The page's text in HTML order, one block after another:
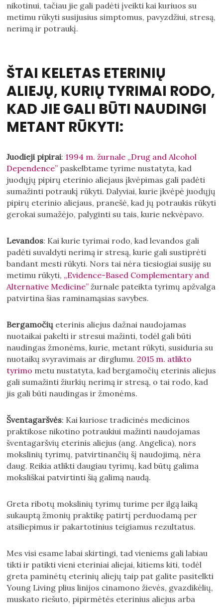
nikotinui, tačiau jie gali padėti įveikti kai kuriuos su
metimu rūkyti susijusius simptomus, pavyzdžiui, stresą,
nerimą ir potraukį.
ŠTAI KELETAS ETERINIŲ
ALIEJŲ, KURIŲ TYRIMAI RODO,
KAD JIE GALI BŪTI NAUDINGI
METANT RŪKYTI:
Juodieji pipirai: 1994 m. žurnale „Drug and Alcohol
Dependence” paskelbtame tyrime nustatyta, kad
juodųjų pipirų eterinio aliejaus įkvėpimas gali padėti
sumažinti potraukį rūkyti. Dalyviai, kurie įkvėpė juodųjų
pipirų eterinio aliejaus, pranešė, kad jų potraukis rūkyti
gerokai sumažėjo, palyginti su tais, kurie nekvėpavo.
Levandos: Kai kurie tyrimai rodo, kad levandos gali
padėti suvaldyti nerimą ir stresą, kurie gali sustiprėti
bandant mesti rūkyti. Nors tai nėra tiesiogiai susiję su
metimu rūkyti, „Evidence-Based Complementary and
Alternative Medicine” žurnale pateikta tyrimų apžvalga
patvirtina šias raminamąsias savybes.
Bergamočių eterinis aliejus dažnai naudojamas
nuotaikai pakelti ir stresui mažinti, todėl gali būti
naudingas žmonėms, kurie, metant rūkyti, susiduria su
nuotaikų svyravimais ar dirglumu. 2015 m. atlikto
tyrimo metu nustatyta, kad bergamočių eterinis aliejus
gali sumažinti žiurkių nerimą ir stresą, o tai rodo, kad
jis gali būti naudingas ir žmonėms.
Šventagaršvės: Kai kuriose tradicinės medicinos
praktikose nikotino potraukiui mažinti naudojamas
šventagaršvių eterinis aliejus (ang. Angelica), nors
mokslinių tyrimų, patvirtinančių šį naudojimą, nėra
daug. Reikia atlikti daugiau tyrimų, kad būtų galima
moksliškai patvirtinti šią galimą naudą.
Greta ribotų mokslinių tyrimų turime per ilgą laiką
sukauptą žmonių praktikę patirtį perduodamą per
atsiliepimus ir pakartotinius teigiamus rezultatus.
Mes visi esame labai skirtingi, tad vieniems gali labiau
tikti ir patikti vieni eteriniai aliejai, kitiems kiti, todėl
greta paminėtų eterinių aliejų taip pat galite pasitelkti
Young Living plius linijos cinamono žievės, gvazdikėlių,
muskato riešuto, pipirmėtės eterinius aliejus arba